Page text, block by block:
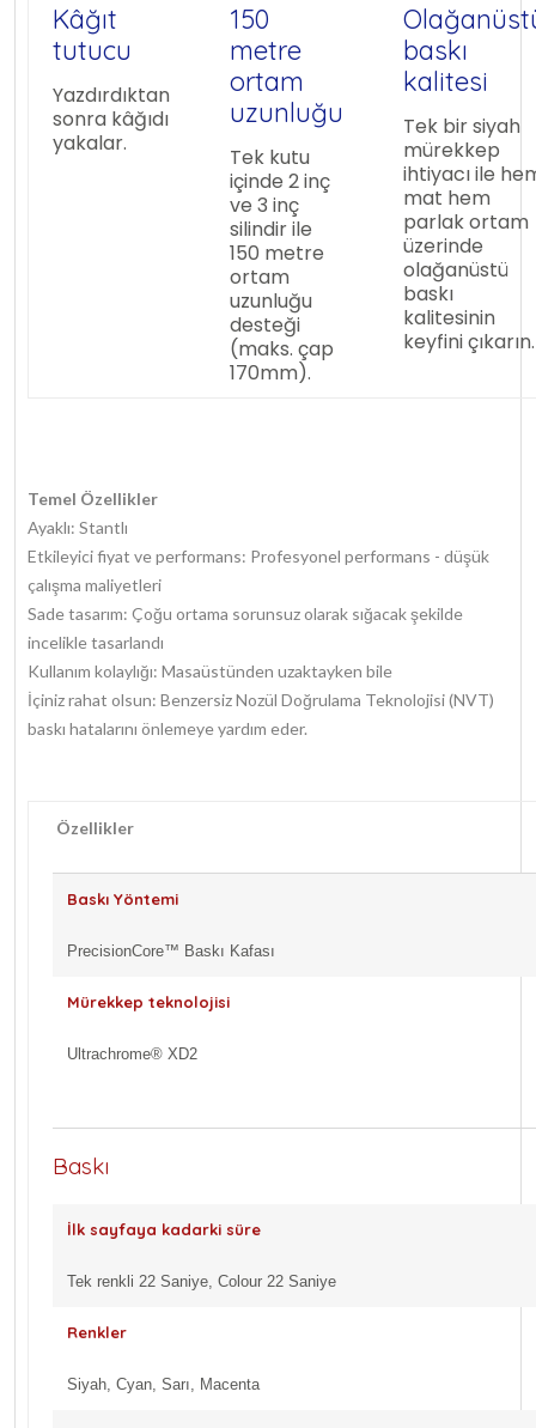
Kâğıt
tutucu
Yazdırdıktan
sonra kâğıdı
yakalar.
150
metre
ortam
uzunluğu
Tek kutu
içinde 2 inç
ve 3 inç
silindir ile
150 metre
ortam
uzunluğu
desteği
(maks. çap
170mm).
baskı
kalitesi
Tek bir siyah
mürekkep
ihtiyacı ile
mat hem
parlak ortam
üzerinde
olağanüstü
baskı
kalitesinin
keyfini çıkarın.
Temel Özellikler
Ayaklı: Stantlı
Etkileyici fiyat ve performans: Profesyonel performans - düşük
çalışma maliyetleri
Sade tasarım: Çoğu ortama sorunsuz olarak sığacak şekilde
incelikle tasarlandı
Kullanım kolaylığı: Masaüstünden uzaktayken bile
İçiniz rahat olsun: Benzersiz Nozül Doğrulama Teknolojisi (NVT)
baskı hatalarını önlemeye yardım eder.
Özellikler
Baskı Yöntemi
PrecisionCore™ Baskı Kafası
Mürekkep teknolojisi
Ultrachrome® XD2
Baskı
İlk sayfaya kadarki süre
Tek renkli 22 Saniye, Colour 22 Saniye
Renkler
Siyah, Cyan, Sarı, Macenta